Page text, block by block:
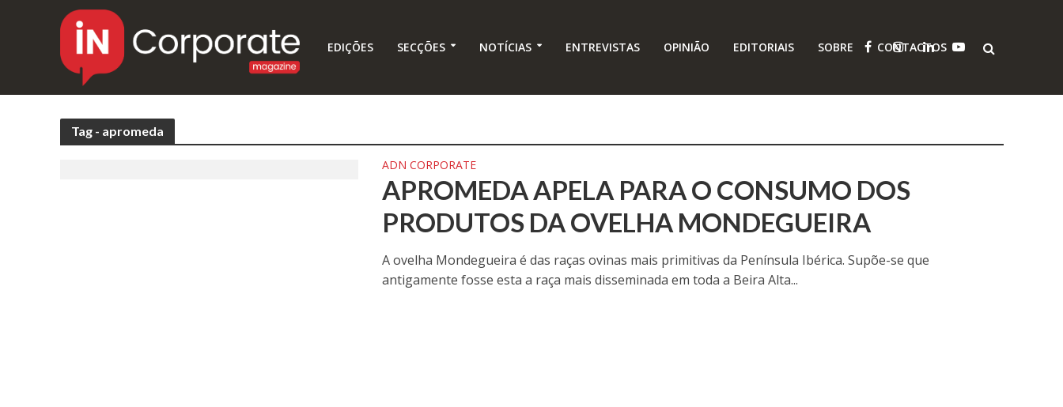
EDIÇÕES SECÇÕES NOTÍCIAS ENTREVISTAS OPINIÃO EDITORIAIS SOBRE CONTACTOS
Tag - apromeda
ADN CORPORATE
APROMEDA APELA PARA O CONSUMO DOS
PRODUTOS DA OVELHA MONDEGUEIRA
A ovelha Mondegueira é das raças ovinas mais primitivas da Península Ibérica. Supõe-se que
antigamente fosse esta a raça mais disseminada em toda a Beira Alta...